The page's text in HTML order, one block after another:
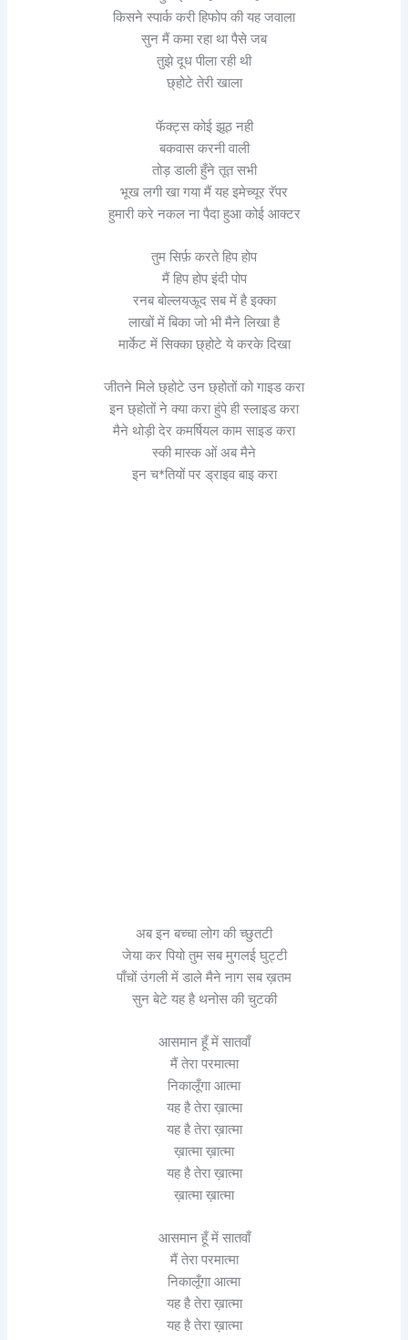
किसने स्पार्क करी हिफोप की यह जवाला
सुन मैं कमा रहा था पैसे जब
तुझे दूध पीला रही थी
छ्होटे तेरी खाला
फॅक्ट्स कोई झूठ नही
बकवास करनी वाली
तोड़ डाली हुँने तूत सभी
भूख लगी खा गया मैं यह इमेच्यूर रॅपर
हुमारी करे नकल ना पैदा हुआ कोई आक्टर
तुम सिर्फ़ करते हिप होप
मैं हिप होप इंदी पोप
रनब बोल्लयऊूद सब में है इक्का
लाखों में बिका जो भी मैने लिखा है
मार्केट में सिक्का छ्होटे ये करके दिखा
जीतने मिले छ्होटे उन छ्होतों को गाइड करा
इन छ्होतों ने क्या करा हुंपे ही स्लाइड करा
मैने थोड़ी देर कमर्षियल काम साइड करा
स्की मास्क ओं अब मैने
इन च*तियों पर ड्राइव बाइ करा
अब इन बच्चा लोग की च्छुतटी
जेया कर पियो तुम सब मुगलई घुट्टी
पाँचों उंगली में डाले मैने नाग सब ख़तम
सुन बेटे यह है थनोस की चुटकी
आसमान हूँ में सातवाँ
मैं तेरा परमात्मा
निकालूँगा आत्मा
यह है तेरा ख़ात्मा
यह है तेरा ख़ात्मा
ख़ात्मा ख़ात्मा
यह है तेरा ख़ात्मा
ख़ात्मा ख़ात्मा
आसमान हूँ में सातवाँ
मैं तेरा परमात्मा
निकालूँगा आत्मा
यह है तेरा ख़ात्मा
यह है तेरा ख़ात्मा